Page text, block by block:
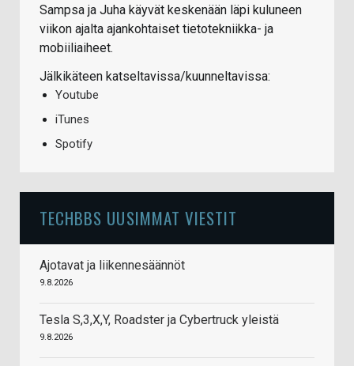
Sampsa ja Juha käyvät keskenään läpi kuluneen
viikon ajalta ajankohtaiset tietotekniikka- ja
mobiiliaiheet.
Jälkikäteen katseltavissa/kuunneltavissa:
Youtube
iTunes
Spotify
TECHBBS UUSIMMAT VIESTIT
Ajotavat ja liikennesäännöt
9.8.2026
Tesla S,3,X,Y, Roadster ja Cybertruck yleistä
9.8.2026